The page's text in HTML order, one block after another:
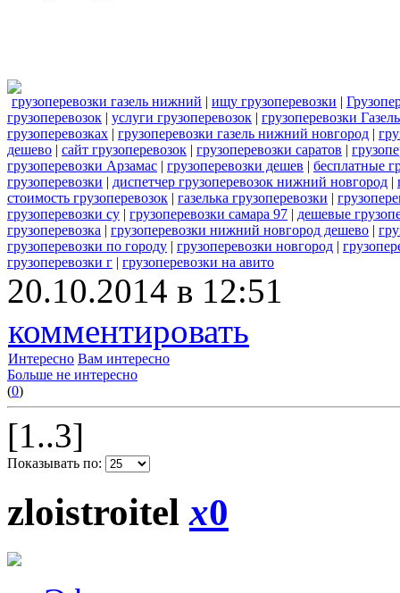
грузоперевозки газель нижний | ищу грузоперевозки |
грузоперевозок | услуги грузоперевозок | грузоперевозки Газель
грузоперевозках | грузоперевозки газель нижний новгород |
дешево | сайт грузоперевозок | грузоперевозки саратов |
грузоперевозки Арзамас | грузоперевозки дешев | бесплатные
грузоперевозки | диспетчер грузоперевозок нижний новгород |
стоимость грузоперевозок | газелька грузоперевозки |
грузоперевозки су | грузоперевозки самара 97 | дешевые
грузоперевозка | грузоперевозки нижний новгород дешево |
грузоперевозки по городу | грузоперевозки новгород |
грузоперевозки г | грузоперевозки на авито
20.10.2014 в 12:51
комментировать
Интересно Вам интересно
Больше не интересно
(0)
[1..3]
Показывать по:
zloistroitelx0